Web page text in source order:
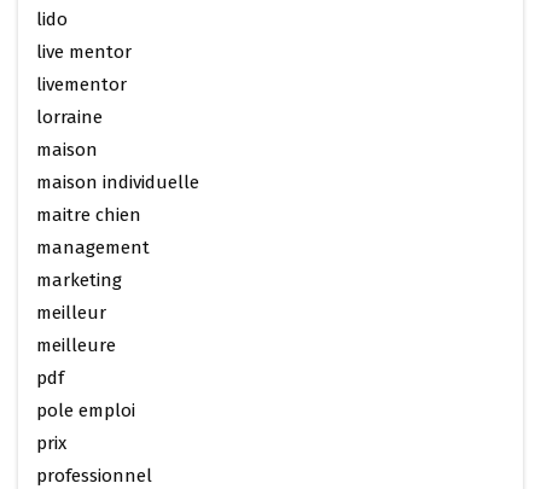
lido
live mentor
livementor
lorraine
maison
maison individuelle
maitre chien
management
marketing
meilleur
meilleure
pdf
pole emploi
prix
professionnel